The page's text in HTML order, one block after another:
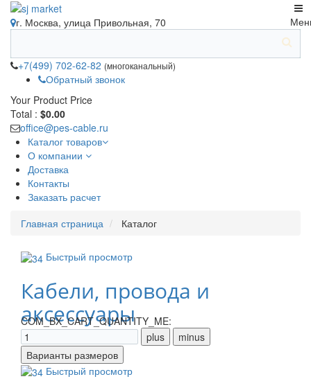
г. Москва, улица Привольная, 70
+7(499) 702-62-82 (многоканальный)
Обратный звонок
Your Product Price
Total : $0.00
office@pes-cable.ru
Каталог товаров
О компании
Доставка
Контакты
Заказать расчет
Главная страница Каталог
Быстрый просмотр
Кабели, провода и
аксессуары
COM_BX_CART_QUANTITY_ME:
Быстрый просмотр